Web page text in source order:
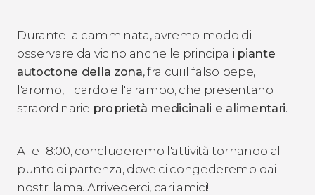
Durante la camminata, avremo modo di
osservare da vicino anche le principali piante
autoctone della zona, fra cui il falso pepe,
l'aromo, il cardo e l'airampo, che presentano
straordinarie proprietà medicinali e alimentari.
Alle 18:00, concluderemo l'attività tornando al
punto di partenza, dove ci congederemo dai
nostri lama. Arrivederci, cari amici!